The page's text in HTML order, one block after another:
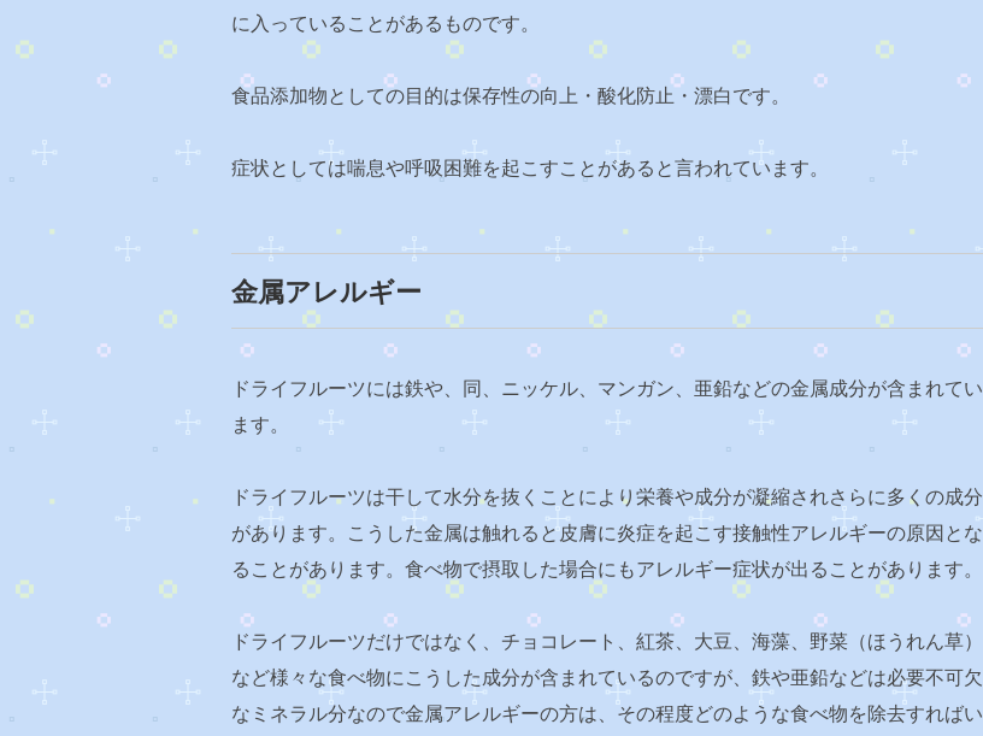
に入っていることがあるものです。
食品添加物としての目的は保存性の向上・酸化防止・漂白です。
症状としては喘息や呼吸困難を起こすことがあると言われています。
金属アレルギー
ドライフルーツには鉄や、同、ニッケル、マンガン、亜鉛などの金属成分が含まれてい
ます。
ドライフルーツは干して水分を抜くことにより栄養や成分が凝縮されさらに多くの成分
があります。こうした金属は触れると皮膚に炎症を起こす接触性アレルギーの原因とな
ることがあります。食べ物で摂取した場合にもアレルギー症状が出ることがあります。
ドライフルーツだけではなく、チョコレート、紅茶、大豆、海藻、野菜（ほうれん草）
など様々な食べ物にこうした成分が含まれているのですが、鉄や亜鉛などは必要不可欠
なミネラル分なので金属アレルギーの方は、その程度どのような食べ物を除去すればい